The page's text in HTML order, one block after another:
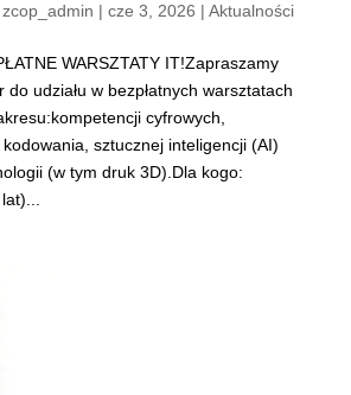
zcop_admin | cze 3, 2026 | Aktualności
WARSZTATY IT!Zapraszamy
do udziału w bezpłatnych warsztatach
cyfrowych,
sztucznej inteligencji (AI)
(w tym druk 3D).Dla kogo: